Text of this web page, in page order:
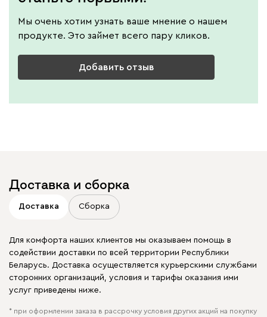
Мы очень хотим узнать ваше мнение о нашем
продукте. Это займет всего пару кликов.
Добавить отзыв
Доставка и сборка
Доставка Сборка
Для комфорта наших клиентов мы оказываем помощь в
содействии доставки по всей территории Республики
Беларусь. Доставка осуществляется курьерскими службами
сторонних организаций, условия и тарифы оказания ими
услуг приведены ниже.
* при оформлении заказа в рассрочку условия других акций на покупку